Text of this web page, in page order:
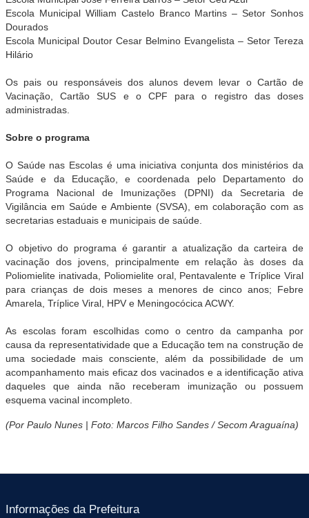
Escola Municipal William Castelo Branco Martins – Setor Sonhos
Dourados
Escola Municipal Doutor Cesar Belmino Evangelista – Setor Tereza
Hilário
Os pais ou responsáveis dos alunos devem levar o Cartão de
Vacinação, Cartão SUS e o CPF para o registro das doses
administradas.
Sobre o programa
O Saúde nas Escolas é uma iniciativa conjunta dos ministérios da
Saúde e da Educação, e coordenada pelo Departamento do
Programa Nacional de Imunizações (DPNI) da Secretaria de
Vigilância em Saúde e Ambiente (SVSA), em colaboração com as
secretarias estaduais e municipais de saúde.
O objetivo do programa é garantir a atualização da carteira de
vacinação dos jovens, principalmente em relação às doses da
Poliomielite inativada, Poliomielite oral, Pentavalente e Tríplice Viral
para crianças de dois meses a menores de cinco anos; Febre
Amarela, Tríplice Viral, HPV e Meningocócica ACWY.
As escolas foram escolhidas como o centro da campanha por
causa da representatividade que a Educação tem na construção de
uma sociedade mais consciente, além da possibilidade de um
acompanhamento mais eficaz dos vacinados e a identificação ativa
daqueles que ainda não receberam imunização ou possuem
esquema vacinal incompleto.
(Por Paulo Nunes | Foto: Marcos Filho Sandes / Secom Araguaína)
Informações da Prefeitura